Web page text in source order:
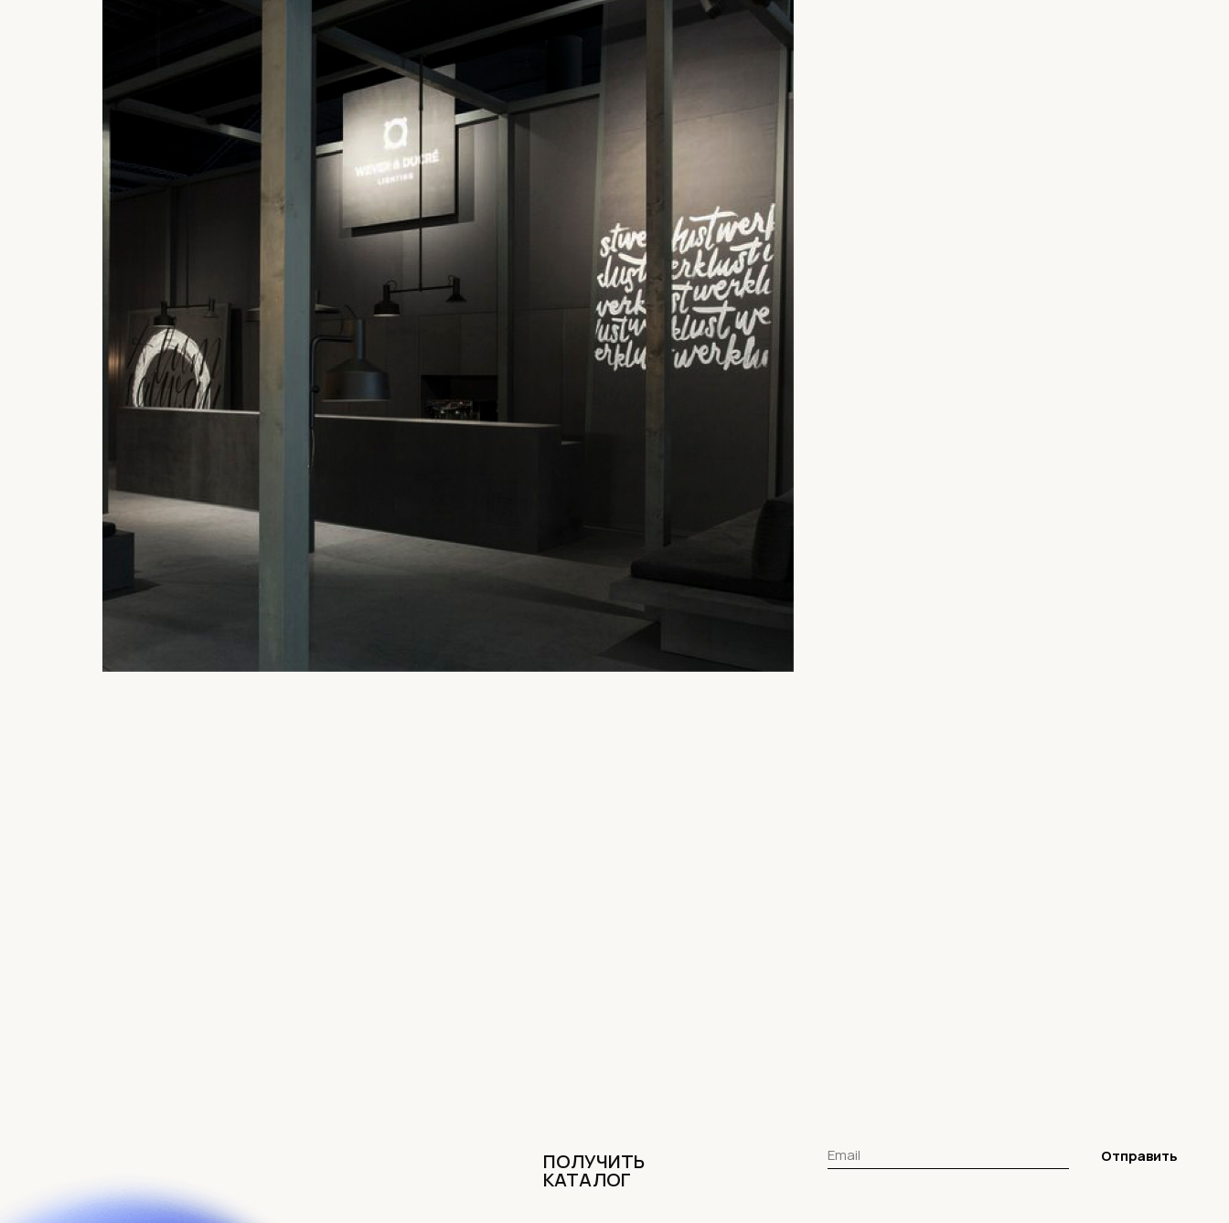
ПОЛУЧИТЬ
КАТАЛОГ
Отправить